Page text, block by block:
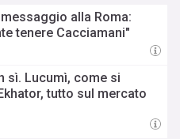
alla Roma:
tenere Cacciamani"
sì. Lucumì, come si
tutto sul mercato